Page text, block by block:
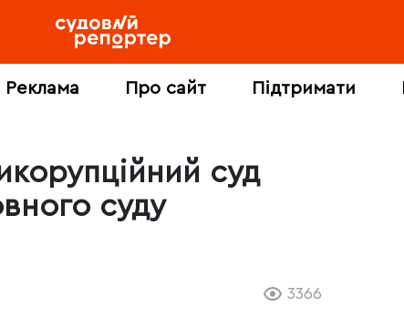
Реклама Про сайт Підтримати
суд
суду
3366